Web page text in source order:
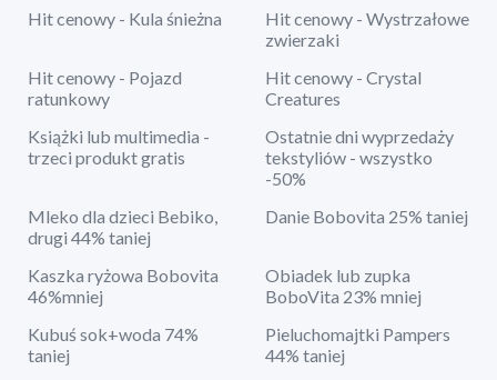
Hit cenowy - Kula śnieżna
Hit cenowy - Wystrzałowe
zwierzaki
Hit cenowy - Pojazd
ratunkowy
Hit cenowy - Crystal
Creatures
Książki lub multimedia -
trzeci produkt gratis
Ostatnie dni wyprzedaży
tekstyliów - wszystko
-50%
Mleko dla dzieci Bebiko,
drugi 44% taniej
Danie Bobovita 25% taniej
Kaszka ryżowa Bobovita
46%mniej
Obiadek lub zupka
BoboVita 23% mniej
Kubuś sok+woda 74%
taniej
Pieluchomajtki Pampers
44% taniej